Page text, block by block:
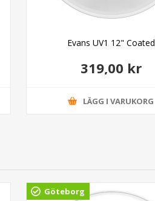
Evans UV1 12" Coated
319,00 kr
LÄGG I VARUKORG
Göteborg